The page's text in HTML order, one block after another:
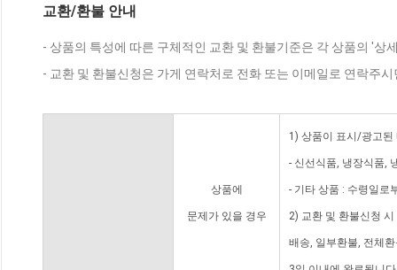
교환/환불 안내
- 상품의 특성에 따른 구체적인 교환 및 환불기준은 각 상품의 '상
- 교환 및 환불신청은 가게 연락처로 전화 또는 이메일로 연락주
상품에
문제가 있을 경우
1) 상품이 표시/광고된
- 신선식품, 냉장식품,
- 기타 상품 : 수령일로
2) 교환 및 환불신청
배송, 일부환불, 전체